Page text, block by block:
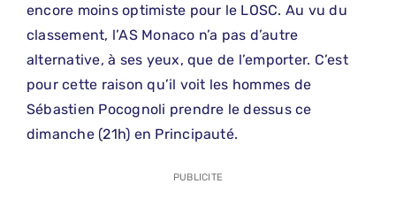
encore moins optimiste pour le LOSC. Au vu du
classement, l’AS Monaco n’a pas d’autre
alternative, à ses yeux, que de l’emporter. C’est
pour cette raison qu’il voit les hommes de
Sébastien Pocognoli prendre le dessus ce
dimanche (21h) en Principauté.
PUBLICITE